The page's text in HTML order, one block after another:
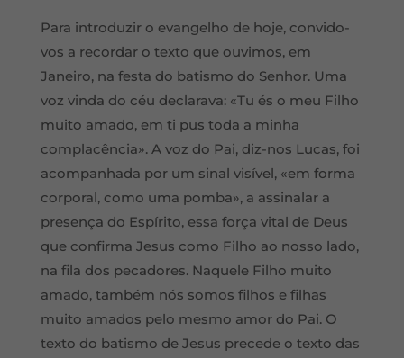
Para introduzir o evangelho de hoje, convido-
vos a recordar o texto que ouvimos, em
Janeiro, na festa do batismo do Senhor. Uma
voz vinda do céu declarava: «Tu és o meu Filho
muito amado, em ti pus toda a minha
complacência». A voz do Pai, diz-nos Lucas, foi
acompanhada por um sinal visível, «em forma
corporal, como uma pomba», a assinalar a
presença do Espírito, essa força vital de Deus
que confirma Jesus como Filho ao nosso lado,
na fila dos pecadores. Naquele Filho muito
amado, também nós somos filhos e filhas
muito amados pelo mesmo amor do Pai. O
texto do batismo de Jesus precede o texto das